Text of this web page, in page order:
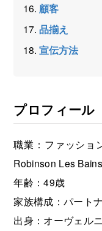
顧客
品揃え
宣伝方法
プロフィール
職業：ファッショ
Robinson Les Bains
年齢：49歳
家族構成：パート
出身：オーヴェル